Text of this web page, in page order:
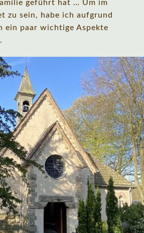
geführt hat … Um im
zu sein, habe ich aufgrund
ein paar wichtige Aspekte